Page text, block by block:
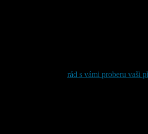
rád s vámi proberu vaši